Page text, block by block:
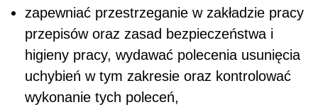
zapewniać przestrzeganie w zakładzie pracy
przepisów oraz zasad bezpieczeństwa i
higieny pracy, wydawać polecenia usunięcia
uchybień w tym zakresie oraz kontrolować
wykonanie tych poleceń,